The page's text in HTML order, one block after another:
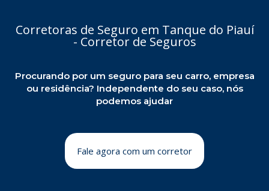
Corretoras de Seguro em Tanque do Piauí
- Corretor de Seguros
Procurando por um seguro para seu carro, empresa
ou residência? Independente do seu caso, nós
podemos ajudar
Fale agora com um corretor